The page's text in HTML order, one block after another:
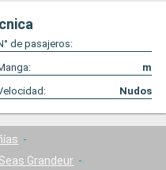
de pasajeros:
m
Nudos
Grandeur